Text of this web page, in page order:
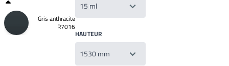
Gris anthracite
R7016
HAUTEUR